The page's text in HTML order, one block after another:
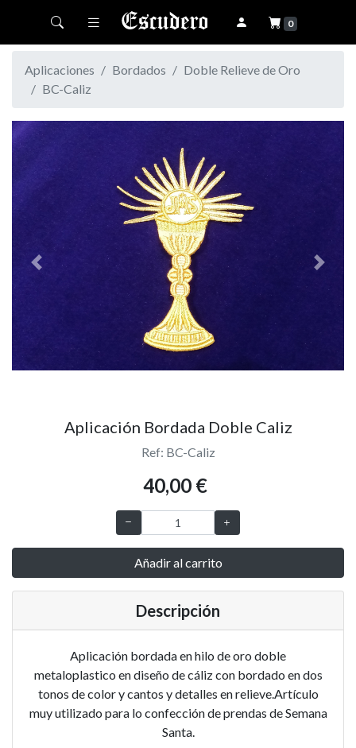
Toggle navigation 0
Aplicaciones Bordados
Doble Relieve de Oro
BC-Caliz
Previous Next
Aplicación Bordada Doble Caliz
Ref: BC-Caliz
40,00 €
Añadir al carrito
Descripción
Aplicación bordada en hilo de oro doble
metaloplastico en diseño de cáliz con bordado en dos
tonos de color y cantos y detalles en relieve.Artículo
muy utilizado para lo confección de prendas de Semana
Santa.